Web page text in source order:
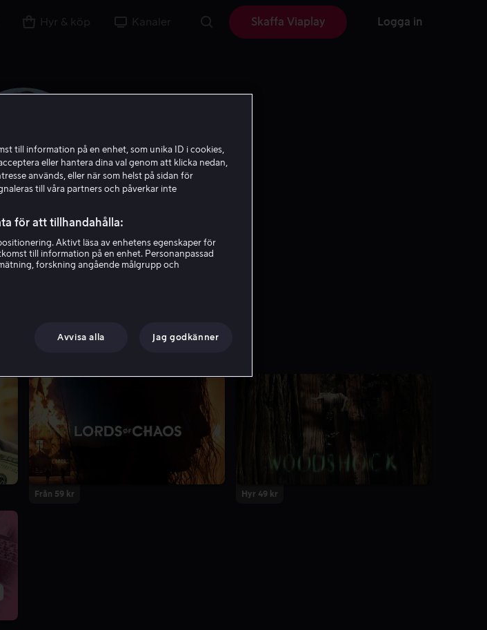
Hyr & köp Kanaler Skaffa Viaplay Logga in
Kilmer
Från 59 kr Hyr 49 kr
till information på en enhet, som unika ID i cookies,
eller hantera dina val genom att klicka nedan,
används, eller när som helst på sidan för
till våra partners och påverkar inte
för att tillhandahålla:
Aktivt läsa av enhetens egenskaper för
till information på en enhet. Personanpassad
forskning angående målgrupp och
Avvisa alla Jag godkänner